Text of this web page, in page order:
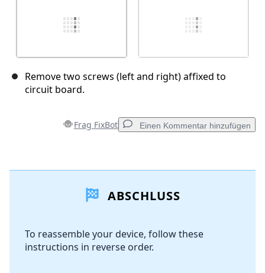
Remove two screws (left and right) affixed to
circuit board.
Frag FixBot Einen Kommentar hinzufügen
Kommentar hinzufügen
Abbrechen
ABSCHLUSS
To reassemble your device, follow these
instructions in reverse order.